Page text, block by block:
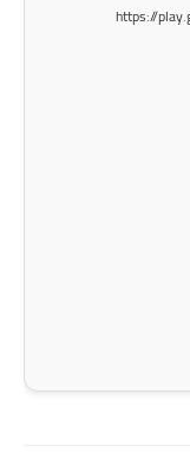
https://